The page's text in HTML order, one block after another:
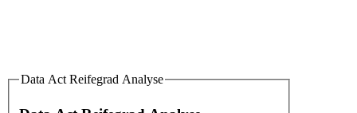
Data Act Reifegrad Analyse